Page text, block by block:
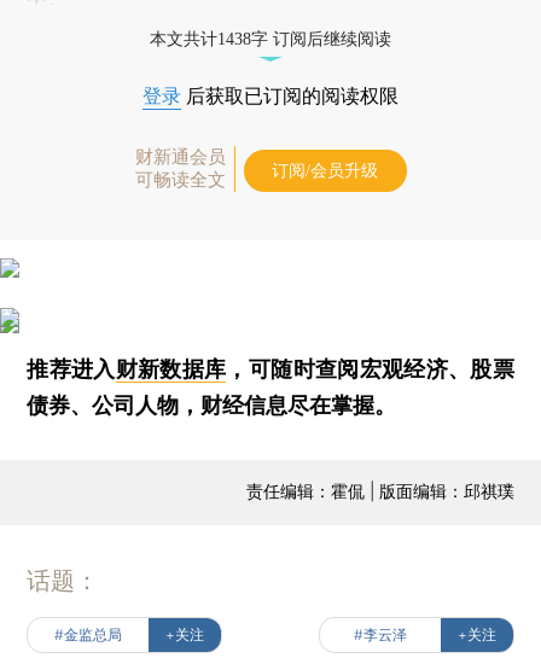
本文共计1438字 订阅后继续阅读
登录 后获取已订阅的阅读权限
财新通会员
可畅读全文
订阅/会员升级
推荐进入财新数据库 ，可随时查阅宏观经济、股票
债券、公司人物，财经信息尽在掌握。
责任编辑：霍侃 | 版面编辑：邱祺璞
话题：
#金监总局 +关注 #李云泽 +关注